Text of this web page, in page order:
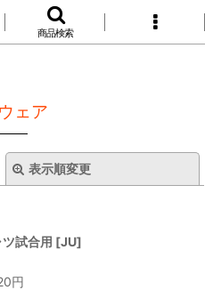
商品検索
ェア
表示順変更
ツ試合用 [JU]
円